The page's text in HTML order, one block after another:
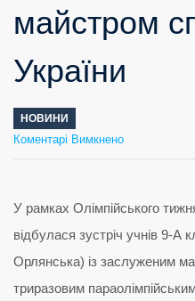
майстром
України
НОВИНИ
Коментарі Вимкненодо
Зустріч
з
спорту
України
У рамках Олімпійського
відбулася зустріч учнів 9-А
Орлянська) із заслуженим
триразовим